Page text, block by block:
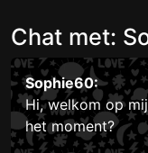
Chat met:
Sophie60:
Hi, welkom op
het moment?